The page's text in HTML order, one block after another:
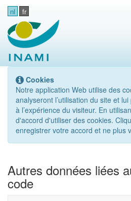
nl fr
Cookies
Notre application Web utilise des
analyseront l’utilisation du site et
à l’expérience du visiteur. En
d'accord d'utiliser des cookies.
enregistrer votre accord et ne plus
Autres données liées
code